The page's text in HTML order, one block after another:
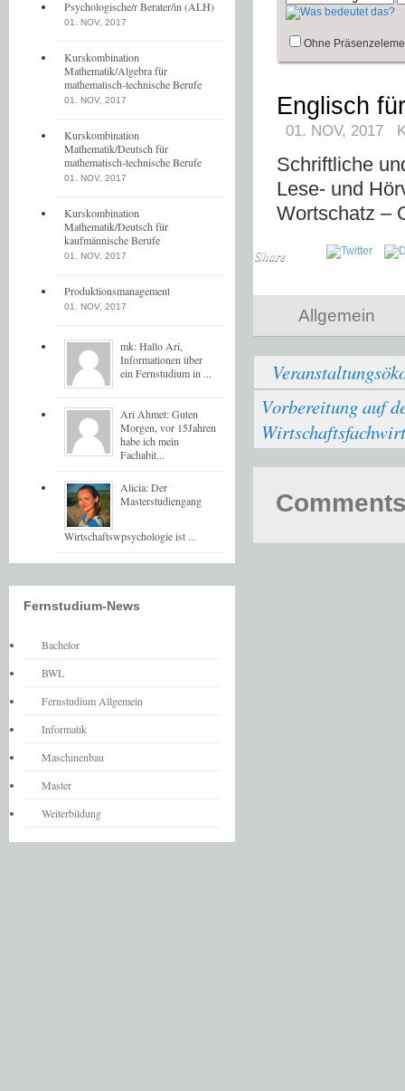
Ohne
Englisch
01. NOV, 2017
Schriftliche
Lese- und
Wortschatz –
Share
Allgemein
Vorbereitung auf
Psychologische/r Berater/in (ALH)
01. NOV, 2017
Kurskombination
Mathematik/Algebra für
mathematisch-technische Berufe
01. NOV, 2017
Kurskombination
Mathematik/Deutsch für
mathematisch-technische Berufe
01. NOV, 2017
Kurskombination
Mathematik/Deutsch für
kaufmännische Berufe
01. NOV, 2017
Produktionsmanagement
01. NOV, 2017
mk: Hallo Ari,
Informationen über
ein Fernstudium in ...
Ari Ahmet: Guten
Morgen, vor 15Jahren
habe ich mein
Fachabit...
Alicia: Der
Masterstudiengang
Wirtschaftswpsychologie ist ...
Fernstudium-News
Bachelor
BWL
Fernstudium Allgemein
Informatik
Maschinenbau
Master
Weiterbildung